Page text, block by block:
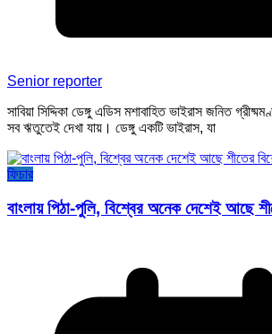
Senior reporter
সাবিয়া সিদ্দিকা ডেঙ্গু এডিস মশাবাহিত ভাইরাস জনিত
সব ঋতুতেই দেখা যায়। ডেঙ্গু একটি ভাইরাস, যা
ফিচার
বাংলায় পিঠা-পুলি, বিশ্বের অনেক দেশেই আছে